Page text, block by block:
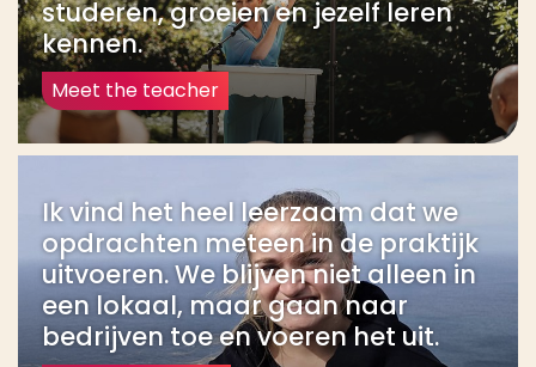
studeren, groeien en jezelf leren
kennen.
Meet the teacher
Ik vind het heel leerzaam dat we
opdrachten meteen in de praktijk
uitvoeren. We blijven niet alleen in
een lokaal, maar gaan naar
bedrijven toe en voeren het uit.